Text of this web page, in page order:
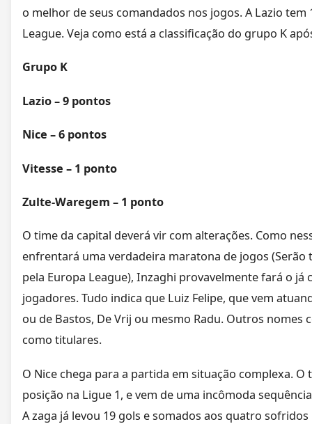
o melhor de seus comandados nos jogos. A Lazio
League. Veja como está a classificação do grupo K
Grupo K
Lazio – 9 pontos
Nice – 6 pontos
Vitesse – 1 ponto
Zulte-Waregem – 1 ponto
O time da capital deverá vir com alterações. Como
enfrentará uma verdadeira maratona de jogos
pela Europa League), Inzaghi provavelmente fará o
jogadores. Tudo indica que Luiz Felipe, que vem
ou de Bastos, De Vrij ou mesmo Radu. Outros nomes
como titulares.
O Nice chega para a partida em situação complexa. O
posição na Ligue 1, e vem de uma incômoda
A zaga já levou 19 gols e somados aos quatro